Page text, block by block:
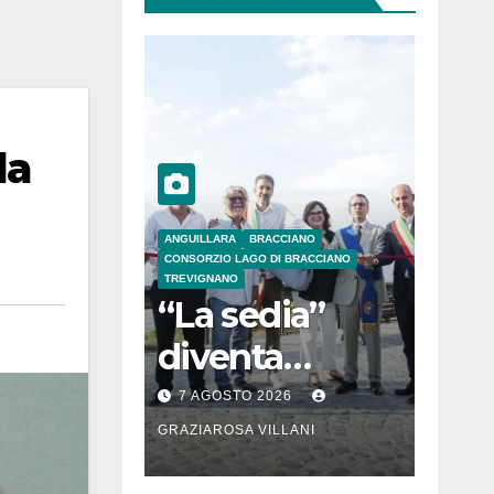
ANGUILLARA
BRACCIANO
CONSORZIO LAGO DI BRACCIANO
TREVIGNANO
“La sedia”
diventa
Belvedere sul
lago di
Bracciano: ieri
7 AGOSTO 2026
GRAZIAROSA VILLANI